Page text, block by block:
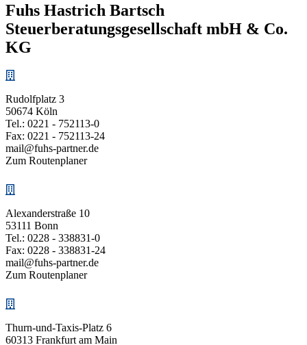
Fuhs Hastrich Bartsch
Steuerberatungs­­gesellschaft mbH & Co.
KG
Rudolfplatz 3
50674 Köln
Tel.: 0221 - 752113-0
Fax: 0221 - 752113-24
mail@fuhs-partner.de
Zum Routenplaner
Alexanderstraße 10
53111 Bonn
Tel.: 0228 - 338831-0
Fax: 0228 - 338831-24
mail@fuhs-partner.de
Zum Routenplaner
Thurn-und-Taxis-Platz 6
60313 Frankfurt am Main